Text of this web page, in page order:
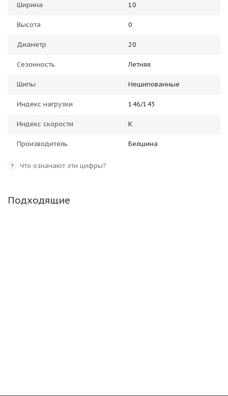
Ширина 10
Высота 0
Диаметр 20
Сезонность Летняя
Шипы Нешипованные
Индекс нагрузки 146/143
Индекс скорости K
Производитель Белшина
? Что означают эти цифры?
Подходящие
17 560₽